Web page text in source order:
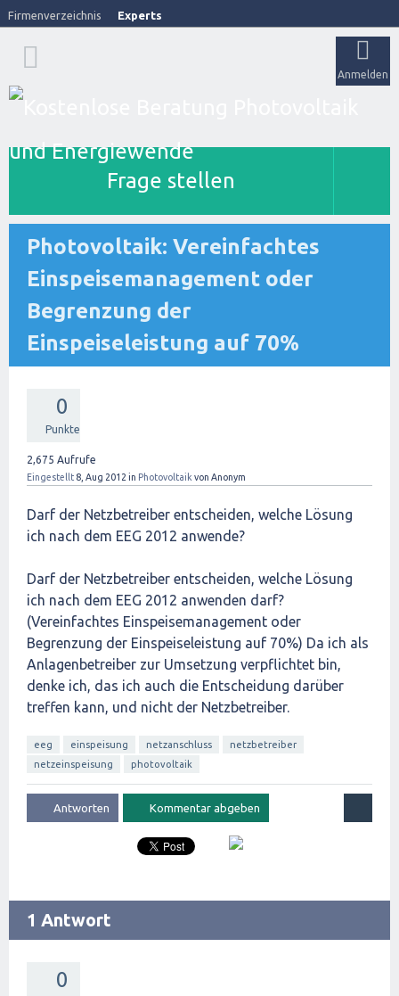
Firmenverzeichnis Experts
Anmelden
Frage stellen
Photovoltaik: Vereinfachtes
Einspeisemanagement oder
Begrenzung der
Einspeiseleistung auf 70%
0
Punkte
2,675 Aufrufe
Eingestellt 8, Aug 2012 in Photovoltaik von Anonym
Darf der Netzbetreiber entscheiden, welche Lösung
ich nach dem EEG 2012 anwende?
Darf der Netzbetreiber entscheiden, welche Lösung
ich nach dem EEG 2012 anwenden darf?
(Vereinfachtes Einspeisemanagement oder
Begrenzung der Einspeiseleistung auf 70%) Da ich als
Anlagenbetreiber zur Umsetzung verpflichtet bin,
denke ich, das ich auch die Entscheidung darüber
treffen kann, und nicht der Netzbetreiber.
eeg einspeisung netzanschluss
netzbetreiber
netzeinspeisung
photovoltaik
1 Antwort
0